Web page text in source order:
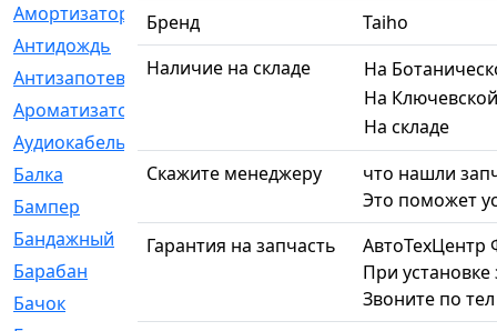
Амортизаторы
Антидождь
[1]
Антизапотеватель
[1]
Ароматизатор
Аудиокабель
Балка
[58]
Бампер
Бандажный
[6]
Барабан
Бачок
Бренд
Taiho
Наличие на складе
На
На Ключевской
На складе
Скажите менеджеру
что нашли
Это поможет
Гарантия на запчасть
АвтоТехЦентр
При установке
Звоните по